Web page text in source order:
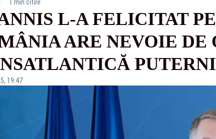
1 min citire
L-A FELICITAT
ARE NEVOIE DE
19:47